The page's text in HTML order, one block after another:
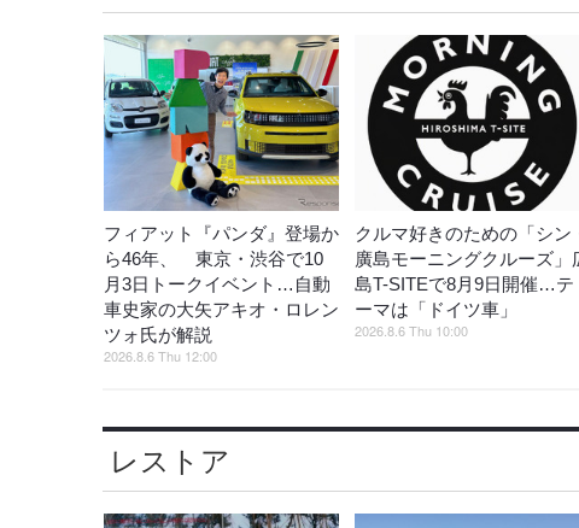
フィアット『パンダ』登場か
ら46年、 東京・渋谷で10
月3日トークイベント…自動
車史家の大矢アキオ・ロレン
ツォ氏が解説
2026.8.6 Thu 12:00
クルマ好きのための「シン
廣島モーニングクルーズ」
島T-SITEで8月9日開催…テ
ーマは「ドイツ車」
2026.8.6 Thu 10:00
レストア